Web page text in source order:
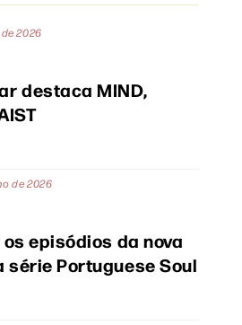
2026
destaca MIND,
de 2026
episódios da nova
série Portuguese Soul